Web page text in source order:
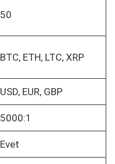
50
BTC, ETH, LTC, XRP
USD, EUR, GBP
5000:1
Evet